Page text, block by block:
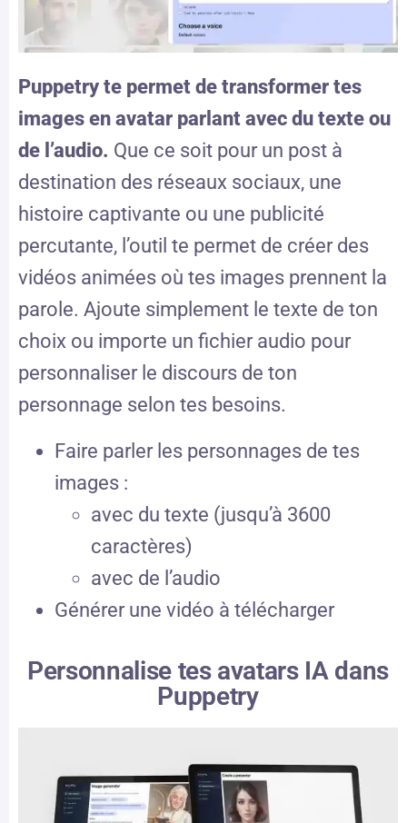
Puppetry te permet de transformer tes
images en avatar parlant avec du texte ou
de l’audio. Que ce soit pour un post à
destination des réseaux sociaux, une
histoire captivante ou une publicité
percutante, l’outil te permet de créer des
vidéos animées où tes images prennent la
parole. Ajoute simplement le texte de ton
choix ou importe un fichier audio pour
personnaliser le discours de ton
personnage selon tes besoins.
Faire parler les personnages de tes
images :
avec du texte (jusqu’à 3600
caractères)
avec de l’audio
Générer une vidéo à télécharger
Personnalise tes avatars IA dans
Puppetry